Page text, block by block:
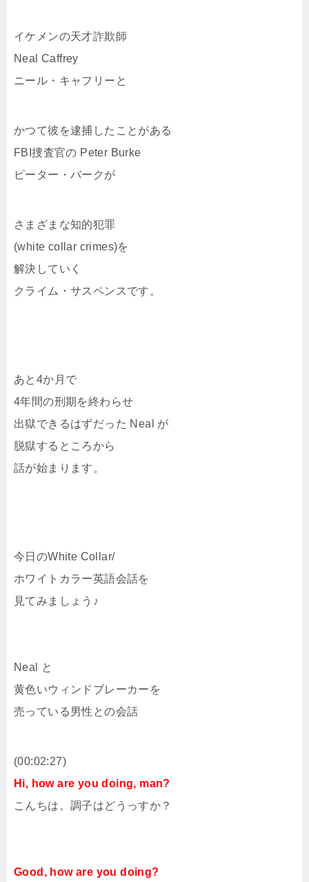
イケメンの天才詐欺師
Neal Caffrey
ニール・キャフリーと
かつて彼を逮捕したことがある
FBI捜査官の Peter Burke
ピーター・バークが
さまざまな知的犯罪
(white collar crimes)を
解決していく
クライム・サスペンスです。
あと4か月で
4年間の刑期を終わらせ
出獄できるはずだった Neal が
脱獄するところから
話が始まります。
今日のWhite Collar/
ホワイトカラー英語会話を
見てみましょう♪
Neal と
黄色いウィンドブレーカーを
売っている男性との会話
(00:02:27)
Hi, how are you doing, man?
こんちは。調子はどうっすか？
Good, how are you doing?